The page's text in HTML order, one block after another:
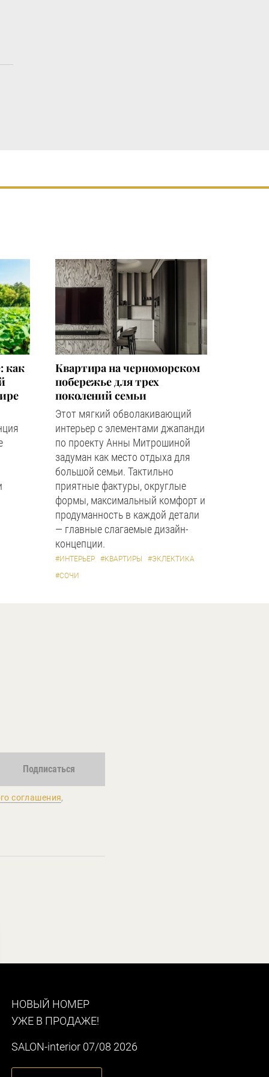
как
Квартира на черноморском
побережье для трех
поколений семьи
Этот мягкий обволакивающий
интерьер с элементами джапанди
по проекту Анны Митрошиной
задуман как место отдыха для
большой семьи. Тактильно
приятные фактуры, округлые
формы, максимальный комфорт и
продуманность в каждой детали
— главные слагаемые дизайн-
концепции.
#ИНТЕРЬЕР #КВАРТИРЫ
#ЭКЛЕКТИКА
#СОЧИ
Подписаться
соглашения,
НОВЫЙ НОМЕР
УЖЕ В ПРОДАЖЕ!
SALON-interior 07/08 2026